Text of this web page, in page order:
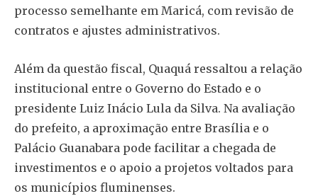
processo semelhante em Maricá, com revisão de
contratos e ajustes administrativos.
Além da questão fiscal, Quaquá ressaltou a relação
institucional entre o Governo do Estado e o
presidente Luiz Inácio Lula da Silva. Na avaliação
do prefeito, a aproximação entre Brasília e o
Palácio Guanabara pode facilitar a chegada de
investimentos e o apoio a projetos voltados para
os municípios fluminenses.